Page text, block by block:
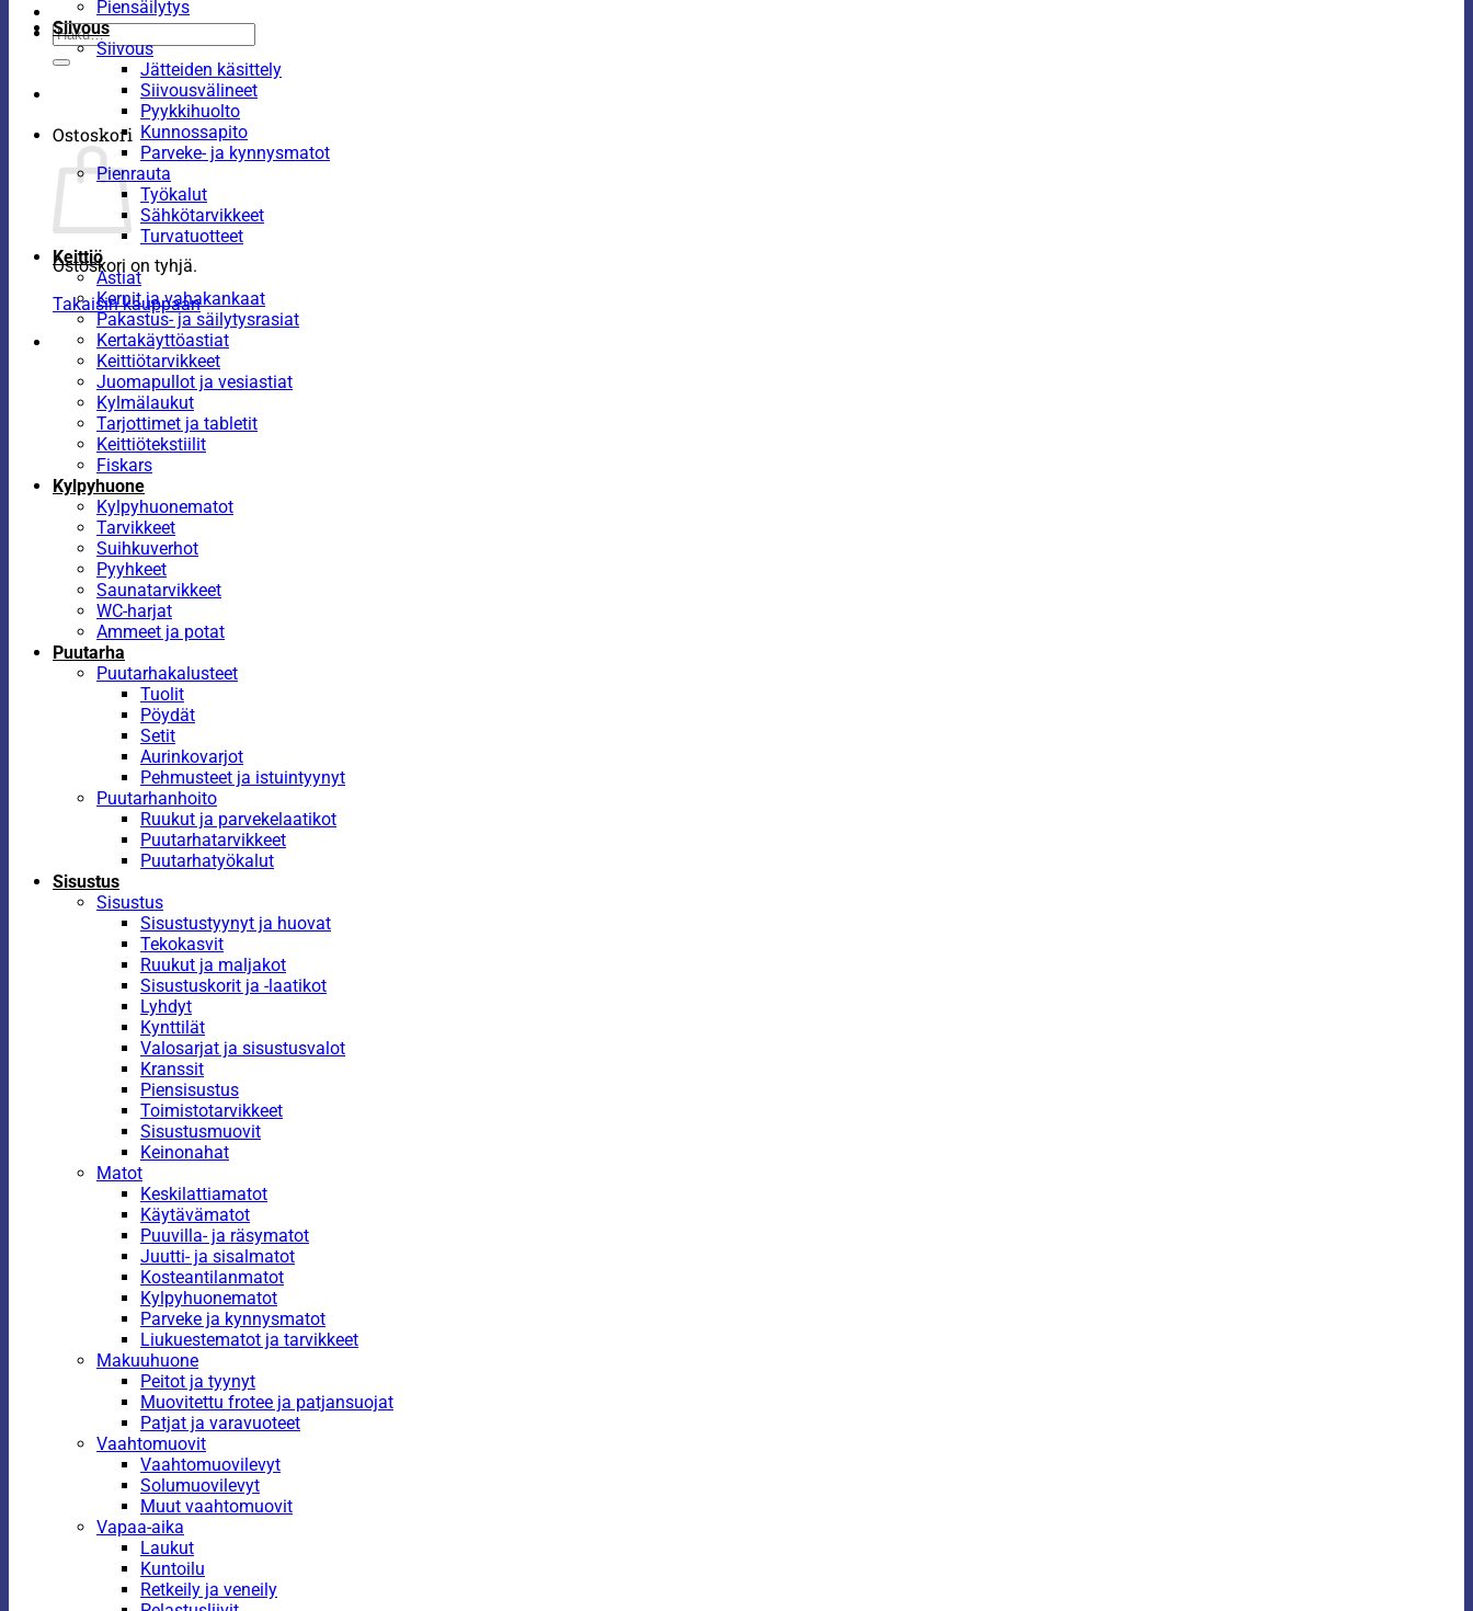
Etsi:
Ostoskori
Ostoskori on tyhjä.
Takaisin kauppaan
Piensäilytys
Siivous
Siivous
Jätteiden käsittely
Siivousvälineet
Pyykkihuolto
Kunnossapito
Parveke- ja kynnysmatot
Pienrauta
Työkalut
Sähkötarvikkeet
Turvatuotteet
Keittiö
Astiat
Kernit ja vahakankaat
Pakastus- ja säilytysrasiat
Kertakäyttöastiat
Keittiötarvikkeet
Juomapullot ja vesiastiat
Kylmälaukut
Tarjottimet ja tabletit
Keittiötekstiilit
Fiskars
Kylpyhuone
Kylpyhuonematot
Tarvikkeet
Suihkuverhot
Pyyhkeet
Saunatarvikkeet
WC-harjat
Ammeet ja potat
Puutarha
Puutarhakalusteet
Tuolit
Pöydät
Setit
Aurinkovarjot
Pehmusteet ja istuintyynyt
Puutarhanhoito
Ruukut ja parvekelaatikot
Puutarhatarvikkeet
Puutarhatyökalut
Sisustus
Sisustus
Sisustustyynyt ja huovat
Tekokasvit
Ruukut ja maljakot
Sisustuskorit ja -laatikot
Lyhdyt
Kynttilät
Valosarjat ja sisustusvalot
Kranssit
Piensisustus
Toimistotarvikkeet
Sisustusmuovit
Keinonahat
Matot
Keskilattiamatot
Käytävämatot
Puuvilla- ja räsymatot
Juutti- ja sisalmatot
Kosteantilanmatot
Kylpyhuonematot
Parveke ja kynnysmatot
Liukuestematot ja tarvikkeet
Makuuhuone
Peitot ja tyynyt
Muovitettu frotee ja patjansuojat
Patjat ja varavuoteet
Vaahtomuovit
Vaahtomuovilevyt
Solumuovilevyt
Muut vaahtomuovit
Vapaa-aika
Laukut
Kuntoilu
Retkeily ja veneily